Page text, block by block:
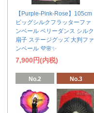
【Purple-Pink-Rose】105cm
ビッグシルクフラッターファ
ンベール ベリーダンス シルク
扇子 ステージグッズ 大判ファ
ンベール 💜🌸✨
7,900円(内税)
No.2 No.3